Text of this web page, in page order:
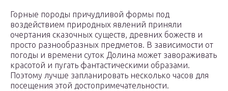
Горные породы причудливой формы под
воздействием природных явлений приняли
очертания сказочных существ, древних божеств и
просто разнообразных предметов. В зависимости от
погоды и времени суток Долина может завораживать
красотой и пугать фантастическими образами.
Поэтому лучше запланировать несколько часов для
посещения этой достопримечательности.